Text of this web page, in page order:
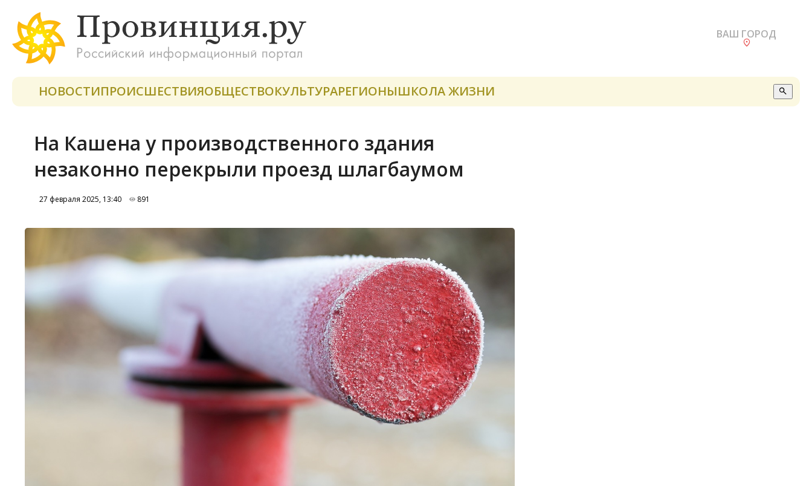
ВАШ ГОРОД
НОВОСТИПРОИСШЕСТВИЯОБЩЕСТВОКУЛЬТУРАРЕГИОНЫШКОЛА ЖИЗНИ
На Кашена у производственного здания
незаконно перекрыли проезд шлагбаумом
27 февраля 2025, 13:40 891